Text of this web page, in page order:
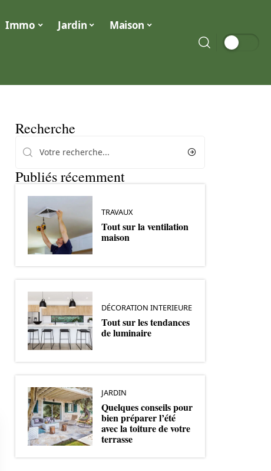
Immo Jardin Maison
Recherche
Publiés récemment
TRAVAUX
Tout sur la ventilation
maison
DÉCORATION INTERIEURE
Tout sur les tendances
de luminaire
JARDIN
Quelques conseils pour
bien préparer l’été
avec la toiture de votre
terrasse